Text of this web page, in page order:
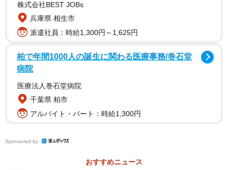
株式会社BEST JOBs
兵庫県 相生市
派遣社員：時給1,300円～1,625円
柏で年間1000⼈の誕⽣に関わる医療事務/巻⽯堂
病院
医療法人巻石堂病院
千葉県 柏市
アルバイト・パート：時給1,300円
Sponsored by
おすすめニュース